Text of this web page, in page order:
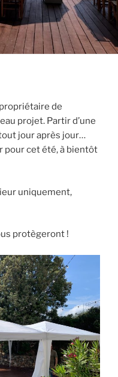
de
projet. Partir d’une
jour après jour…
pour cet été, à bientôt
uniquement,
protègeront !